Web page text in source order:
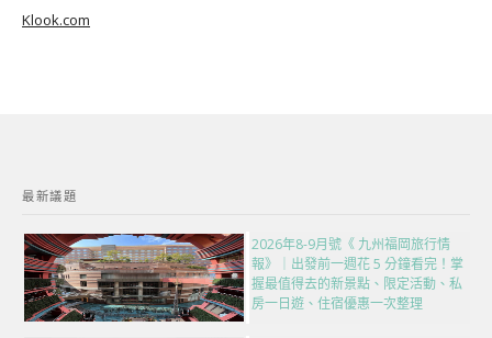
Klook.com
最新議題
2026年8-9月號《 九州福岡旅行情
報》｜出發前一週花 5 分鐘看完！掌
握最值得去的新景點、限定活動、私
房一日遊、住宿優惠一次整理